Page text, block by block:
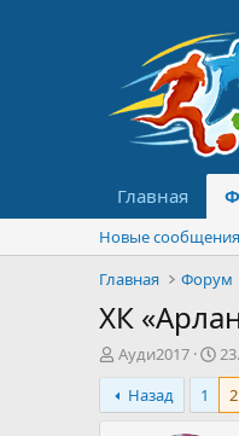
Главная
Новые сообщения
Главная
Форум
ХК
А
в
т
о
Ауди2017
Д
а
а
Назад
1 2